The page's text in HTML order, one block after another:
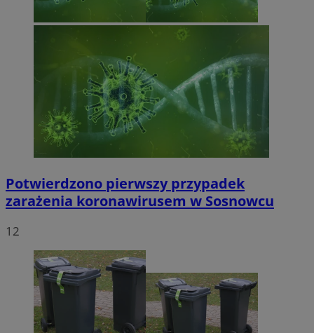
Potwierdzono pierwszy przypadek
zarażenia koronawirusem w Sosnowcu
12